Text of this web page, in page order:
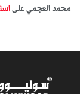
محمد العجمي على